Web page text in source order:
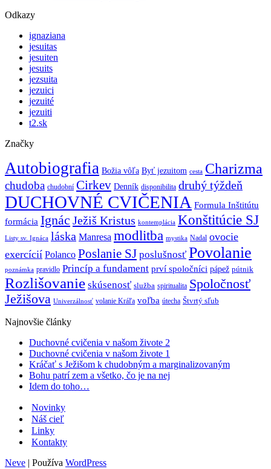
Odkazy
ignaziana
jesuitas
jesuiten
jesuits
jezsuita
jezuici
jezuité
jezuiti
t2.sk
Značky
Autobiografia Božia vôľa Byť jezuitom cesta Charizma
chudoba chudobní Cirkev Denník disponibilita druhý týždeň
DUCHOVNÉ CVIČENIA Formula Inštitútu
formácia Ignác Ježiš Kristus kontemplácia Konštitúcie SJ
Listy sv. Ignáca láska Manresa modlitba mystika Nadal ovocie
exercícií Polanco Poslanie SJ poslušnosť Povolanie
poznámka pravidlo Princíp a fundament prví spoločníci pápež pútnik
Rozlišovanie skúsenosť služba spiritualita Spoločnosť
Ježišova Univerzálnosť volanie Kráľa voľba útecha Štvrtý sľub
Najnovšie články
Duchovné cvičenia v našom živote 2
Duchovné cvičenia v našom živote 1
Kráčať s Ježišom k chudobným a marginalizovaným
Bohu patrí zem a všetko, čo je na nej
Idem do toho…
Novinky
Náš cieľ
Linky
Kontakty
Neve | Používa WordPress